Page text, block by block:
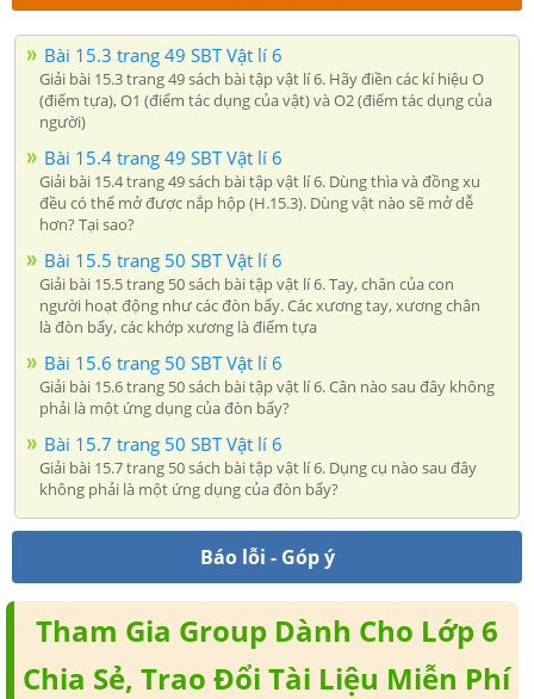
Bài 15.3 trang 49 SBT Vật lí 6
Giải bài 15.3 trang 49 sách bài tập vật lí 6. Hãy điền các kí hiệu O
(điểm tựa), O1 (điểm tác dụng của vật) và O2 (điểm tác dụng của
người)
Bài 15.4 trang 49 SBT Vật lí 6
Giải bài 15.4 trang 49 sách bài tập vật lí 6. Dùng thìa và đồng xu
đều có thể mở được nắp hộp (H.15.3). Dùng vật nào sẽ mở dễ
hơn? Tại sao?
Bài 15.5 trang 50 SBT Vật lí 6
Giải bài 15.5 trang 50 sách bài tập vật lí 6. Tay, chân của con
người hoạt động như các đòn bẩy. Các xương tay, xương chân
là đòn bẩy, các khớp xương là điểm tựa
Bài 15.6 trang 50 SBT Vật lí 6
Giải bài 15.6 trang 50 sách bài tập vật lí 6. Cân nào sau đây không
phải là một ứng dụng của đòn bẩy?
Bài 15.7 trang 50 SBT Vật lí 6
Giải bài 15.7 trang 50 sách bài tập vật lí 6. Dụng cụ nào sau đây
không phải là một ứng dụng của đòn bẩy?
Báo lỗi - Góp ý
Tham Gia Group Dành Cho Lớp 6
Chia Sẻ, Trao Đổi Tài Liệu Miễn Phí